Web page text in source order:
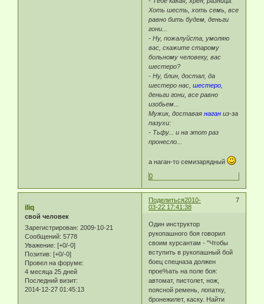
Хоть шесть, хоть семь, все
равно бить будем, деньги
гони...
- Ну, пожалуйста, умоляю
вас, скажите старому
больному человеку, вас
шестеро?
- Ну, блин, достал, да
шестеро нас,шестеро
деньги гони, все равно
изобьем...
Мужик, доставаянаган из-за
пазухи:
- Тьфу... и на этот раз
пронесло...
а наган-то семизарядный
0
Поделиться 7
2010-
03-22 17:41:38
iliq
свой человек
Зарегистрирован: 2009-10-21
Сообщений: 5778
Уважение: [+0/-0]
Позитив: [+0/-0]
Провел на форуме:
4 месяца 25 дней
Последний визит:
2014-12-27 01:45:13
Один инструктор
рукопашного боя говорил
своим курсантам - "Чтобы
вступить в рукопашный бой
боец спецназа должен
прое%ать на поле боя:
автомат, пистолет, нож,
поясной ремень, лопатку,
бронежилет, каску. Найти